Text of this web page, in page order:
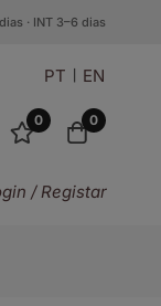
· INT 3–6 dias
PT EN
0 0
/ Registar